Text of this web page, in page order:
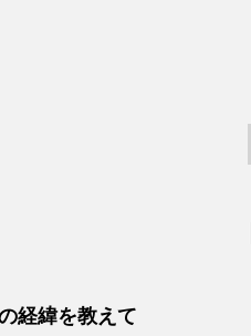
経緯を教えて